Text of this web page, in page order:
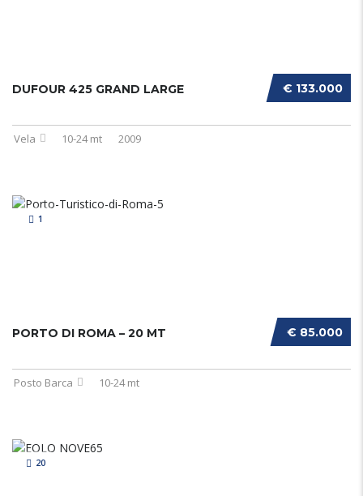
€ 133.000
DUFOUR 425 GRAND LARGE
Vela 10-24 mt 2009
1
€ 85.000
PORTO DI ROMA – 20 MT
Posto Barca 10-24 mt
20